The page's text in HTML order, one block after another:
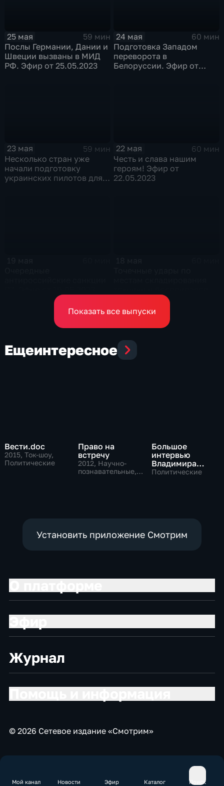
Мой канал Новости Эфир Каталог Поиск
25 мая
59 мин
Послы Германии, Дании и
Швеции вызваны в МИД
РФ. Эфир от 25.05.2023
24 мая
60 мин
Подготовка Западом
переворота в
Белоруссии. Эфир от
23 мая
59 мин
Несколько стран уже
начали подготовку
украинских пилотов для
22 мая
60 мин
Честь и слава нашим
героям! Эфир от
22.05.2023
ВСУ. Эфир от 18.05.2023
Показать все выпуски
Ещеинтересное
Вести.doc
2015, Ток-шоу,
Политические
Право на
встречу
2012, Научно-
познавательные,
Большое
интервью
Владимира
Путина Сергею
Политические
Установить приложение Смотрим
Журнал
© 2026 Сетевое издание «Смотрим»